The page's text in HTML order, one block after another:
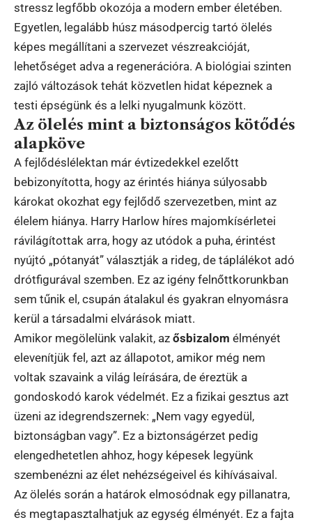
stressz legfőbb okozója a modern ember életében.
Egyetlen, legalább húsz másodpercig tartó ölelés
képes megállítani a szervezet vészreakcióját,
lehetőséget adva a regenerációra. A biológiai szinten
zajló változások tehát közvetlen hidat képeznek a
testi épségünk és a lelki nyugalmunk között.
Az ölelés mint a biztonságos kötődés
alapköve
A fejlődéslélektan már évtizedekkel ezelőtt
bebizonyította, hogy az érintés hiánya súlyosabb
károkat okozhat egy fejlődő szervezetben, mint az
élelem hiánya. Harry Harlow híres majomkísérletei
rávilágítottak arra, hogy az utódok a puha, érintést
nyújtó „pótanyát” választják a rideg, de táplálékot adó
drótfigurával szemben. Ez az igény felnőttkorunkban
sem tűnik el, csupán átalakul és gyakran elnyomásra
kerül a társadalmi elvárások miatt.
Amikor megölelünk valakit, az ősbizalom élményét
elevenítjük fel, azt az állapotot, amikor még nem
voltak szavaink a világ leírására, de éreztük a
gondoskodó karok védelmét. Ez a fizikai gesztus azt
üzeni az idegrendszernek: „Nem vagy egyedül,
biztonságban vagy”. Ez a biztonságérzet pedig
elengedhetetlen ahhoz, hogy képesek legyünk
szembenézni az élet nehézségeivel és kihívásaival.
Az ölelés során a határok elmosódnak egy pillanatra,
és megtapasztalhatjuk az egység élményét. Ez a fajta